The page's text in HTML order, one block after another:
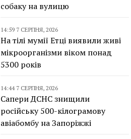
собаку на вулицю
14:59 7 СЕРПНЯ, 2026
На тілі мумії Етці виявили живі
мікроорганізми віком понад
5300 років
14:44 7 СЕРПНЯ, 2026
Сапери ДСНС знищили
російську 500-кілограмову
авіабомбу на Запоріжжі